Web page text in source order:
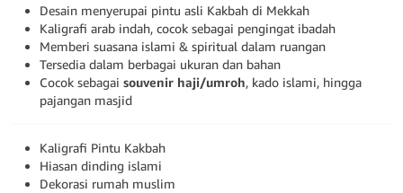
Desain menyerupai pintu asli Kakbah di Mekkah
Kaligrafi arab indah, cocok sebagai pengingat ibadah
Memberi suasana islami & spiritual dalam ruangan
Tersedia dalam berbagai ukuran dan bahan
Cocok sebagai souvenir haji/umroh, kado islami, hingga
pajangan masjid
Kaligrafi Pintu Kakbah
Hiasan dinding islami
Dekorasi rumah muslim